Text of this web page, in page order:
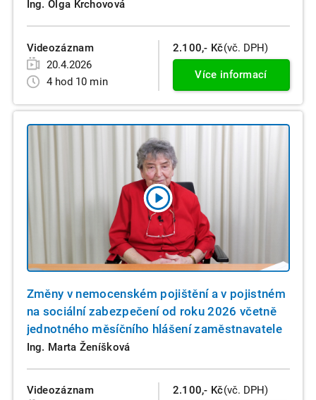
Ing. Olga Krchovová
Videozáznam
20.4.2026
4 hod 10 min
2.100,- Kč(vč. DPH)
Více informací
Změny v nemocenském pojištění a v pojistném
na sociální zabezpečení od roku 2026 včetně
jednotného měsíčního hlášení zaměstnavatele
Ing. Marta Ženíšková
Videozáznam
2.100,- Kč(vč. DPH)